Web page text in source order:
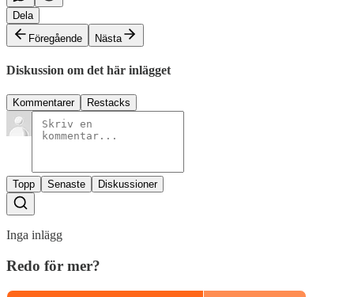
Dela
Föregående
Nästa
Diskussion om det här inlägget
Kommentarer Restacks
Topp Senaste Diskussioner
Inga inlägg
Redo för mer?